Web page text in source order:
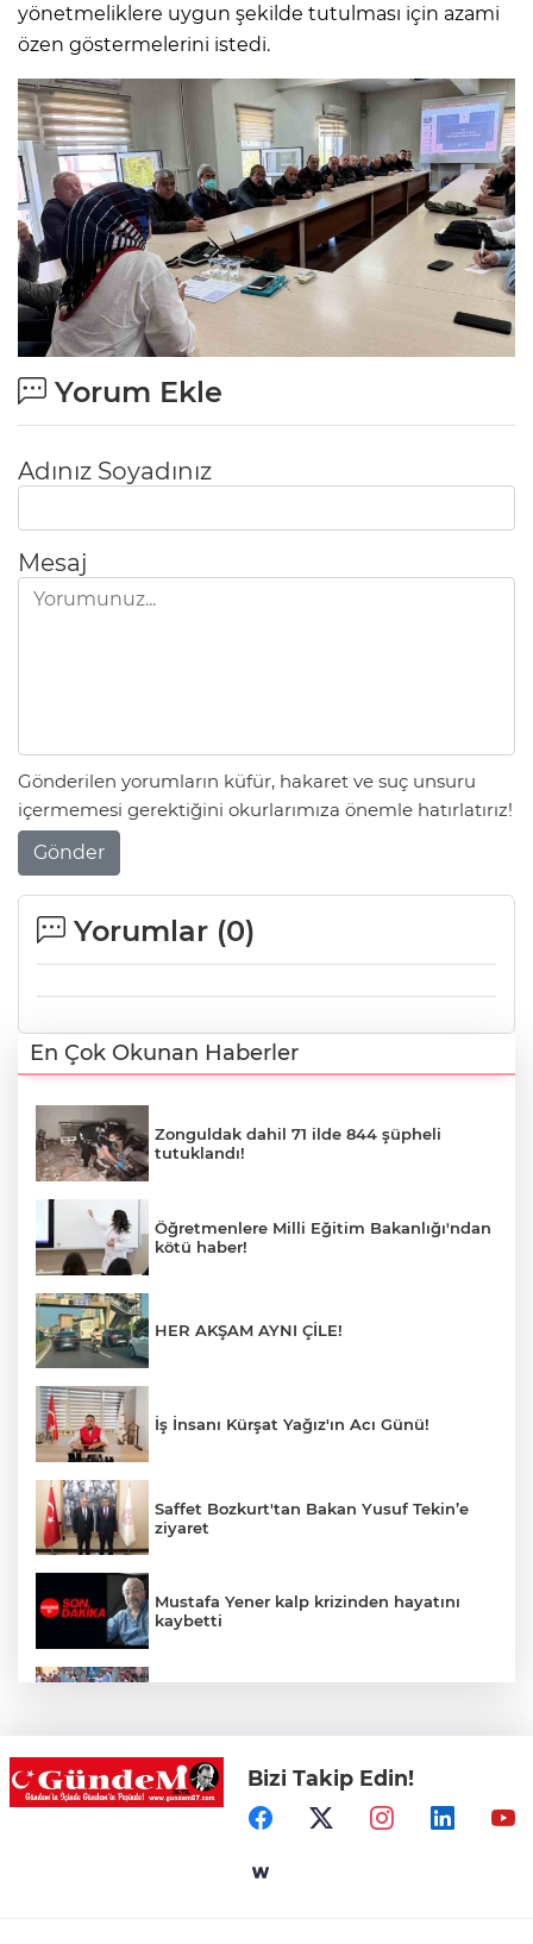
yönetmeliklere uygun şekilde tutulması için azami
özen göstermelerini istedi.
Yorum Ekle
Adınız Soyadınız
Mesaj
Gönderilen yorumların küfür, hakaret ve suç unsuru
içermemesi gerektiğini okurlarımıza önemle hatırlatırız!
Gönder
Yorumlar (0)
En Çok Okunan Haberler
Zonguldak dahil 71 ilde 844 şüpheli
tutuklandı!
Öğretmenlere Milli Eğitim Bakanlığı'ndan
kötü haber!
HER AKŞAM AYNI ÇİLE!
İş İnsanı Kürşat Yağız'ın Acı Günü!
Saffet Bozkurt'tan Bakan Yusuf Tekin’e
ziyaret
Mustafa Yener kalp krizinden hayatını
kaybetti
Zonguldak'ta Rüzgarlımeşe İlkokulu'nun
yıkımı gerçekleştirildi!
Bizi Takip Edin!